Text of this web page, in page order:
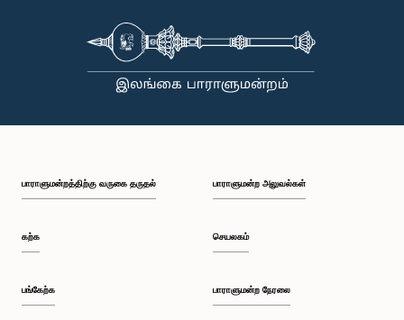
பாராளுமன்றத்திற்கு வருகை தருதல்
கற்க
பங்கேற்க
பாராளுமன்ற அலுவல்கள்
செயலகம்
பாராளுமன்ற நேரலை